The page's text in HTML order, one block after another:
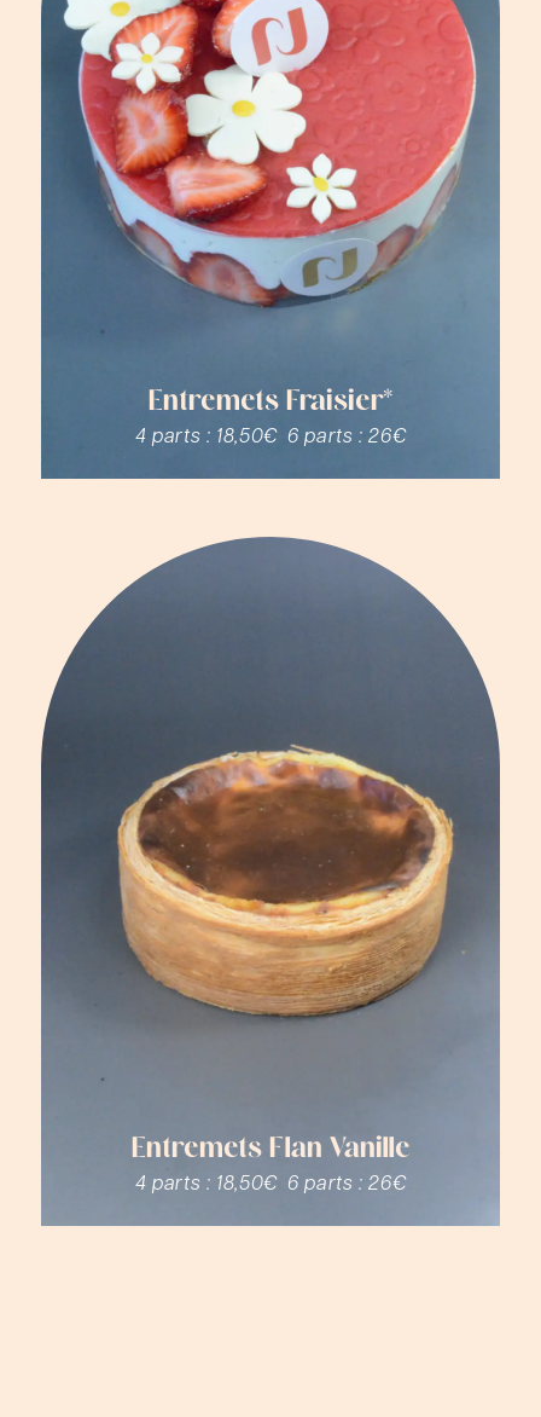
Entremets Fraisier*
4 parts : 18,50€ 6 parts :26€
Entremets Flan Vanille
4 parts : 18,50€ 6 parts :26€